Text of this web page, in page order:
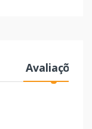
Avaliações